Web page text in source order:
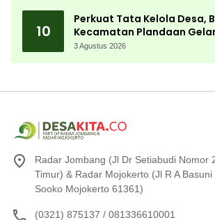
10
Perkuat Tata Kelola Desa,
Kecamatan Plandaan
Aparatur Pemdes
3 Agustus 2026
Radar Jombang (Jl Dr Setiabudi Nomor
Timur) & Radar Mojokerto (Jl R A
Sooko Mojokerto 61361)
(0321) 875137 / 081336610001